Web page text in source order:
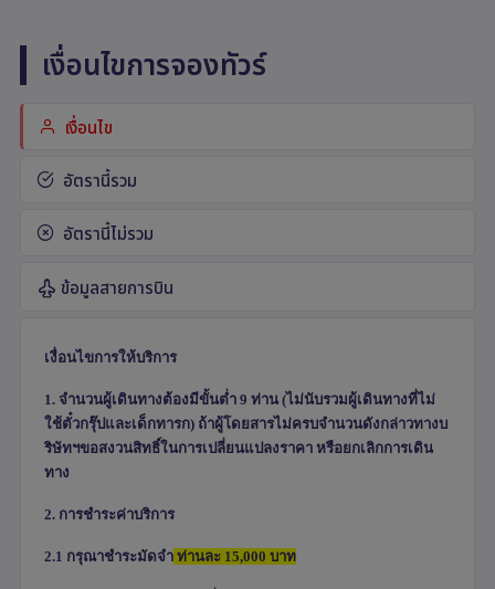
เงื่อนไขการจองทัวร์
เงื่อนไข
อัตรานี้รวม
อัตรานี้ไม่รวม
ข้อมูลสายการบิน
เงื่อนไขการให้บริการ
1. จำนวนผู้เดินทางต้องมีขั้นต่ำ 9 ท่าน (ไม่นับรวมผู้เดินทางที่ไม่
ใช้ตั๋วกรุ๊ปและเด็กทารก) ถ้าผู้โดยสารไม่ครบจำนวนดังกล่าวทางบ
ริษัทฯขอสงวนสิทธิ์ในการเปลี่ยนแปลงราคา หรือยกเลิกการเดิน
ทาง
2. การชำระค่าบริการ
2.1 กรุณาชำระมัดจำ ท่านละ 15,000 บาท